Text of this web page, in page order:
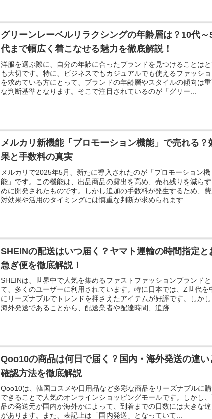
グリーンレーベルリラクシングの年齢層は？10代～
代まで幅広く着こなせる魅力を徹底解説！
洋服を選ぶ際に、自分の年齢に合ったブランドを見つけることは
も大切です。特に、ビジネスでもカジュアルでも使えるファッシ
を求めている方にとって、ブランドの年齢層やスタイルの傾向は
な判断基準となります。そこで注目されているのが「グリー...
メルカリ新機能「プロモーション機能」で売れる？
果と手数料の真実
メルカリで2025年5月、新たに導入されたのが「プロモーション機
能」です。この機能は、出品商品の露出を高め、売れ残りを減らす
めに開発されたものです。しかし追加の手数料が発生するため、費
対効果や活用のタイミングには慎重な判断が求められます...
SHEINの配送はいつ届く？ヤマト運輸の時間指定と
急ぎ便を徹底解説！
SHEINは、世界中で人気を集めるファストファッションブランドと
て、多くのユーザーに利用されています。特に日本では、Z世代を
にリーズナブルでトレンドを押さえたアイテムが好評です。しかし
海外発送であることから、配送業者や配達時間、追跡...
Qoo10の商品は何日で届く？国内・海外発送の違い
確認方法を徹底解説
Qoo10は、韓国コスメや日用品など多彩な商品をリーズナブルに購
できることで人気のオンラインショッピングモールです。しかし
品の発送元が国内か海外かによって、到着までの日数には大きな
があります。また、表記上は「国内発送」となっていて...